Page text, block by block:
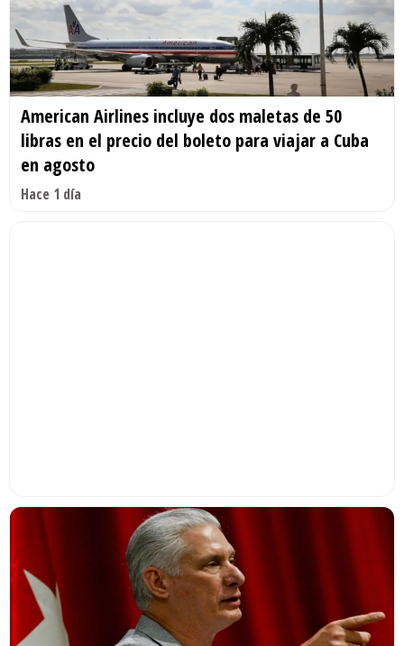
American Airlines incluye dos maletas de 50
libras en el precio del boleto para viajar a Cuba
en agosto
Hace 1 día